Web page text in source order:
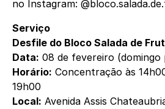
no Instagram:
Serviço
Desfile do Bloco Salada de
Data: 08 de fevereiro (domingo
Horário: Concentração às
19h00
Local: Avenida Assis